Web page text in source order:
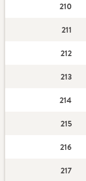
210
211
212
213
214
215
216
217